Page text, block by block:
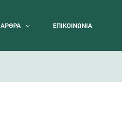
ΆΡΘΡΑ ΕΠΙΚΟΙΝΩΝΊΑ